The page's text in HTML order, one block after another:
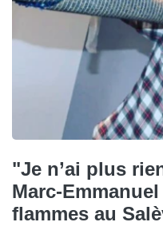
"Je n’ai plus
Marc-
flammes au